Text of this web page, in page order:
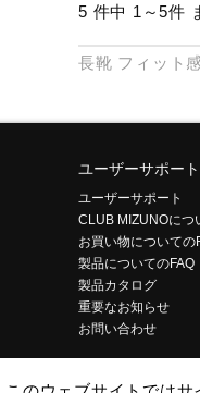
5 件中 1～5件
長靴 フィット
ユーザーサポート
ユーザーサポート
CLUB MIZUNOにつ
お買い物についての
製品についてのFAQ
製品カタログ
重要なお知らせ
お問い合わせ